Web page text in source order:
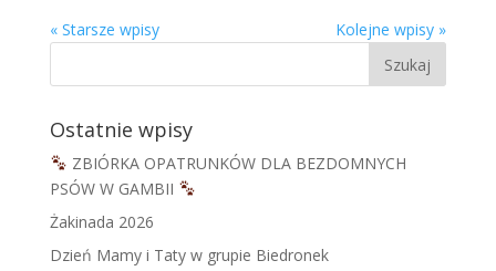
« Starsze wpisy Kolejne wpisy »
Ostatnie wpisy
ZBIÓRKA OPATRUNKÓW DLA BEZDOMNYCH
PSÓW W GAMBII
Żakinada 2026
Dzień Mamy i Taty w grupie Biedronek